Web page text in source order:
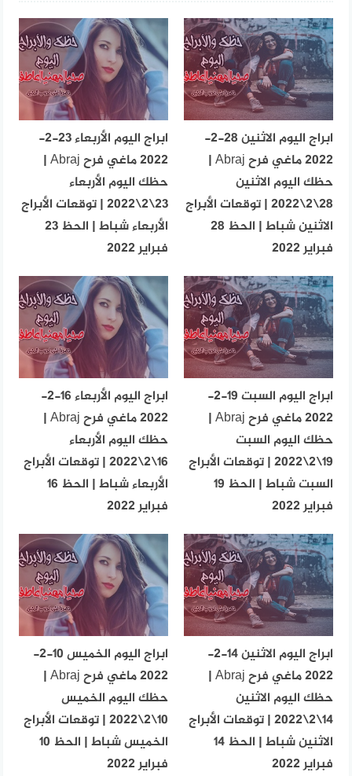
ابراج اليوم الاثنين 28-2-
2022 ماغي فرح Abraj |
حظك اليوم الاثنين
28\2\2022 | توقعات الأبراج
الاثنين شباط | الحظ 28
فبراير 2022
ابراج اليوم الأربعاء 23-2-
2022 ماغي فرح Abraj |
حظك اليوم الأربعاء
23\2\2022 | توقعات الأبراج
الأربعاء شباط | الحظ 23
فبراير 2022
ابراج اليوم السبت 19-2-
2022 ماغي فرح Abraj |
حظك اليوم السبت
19\2\2022 | توقعات الأبراج
السبت شباط | الحظ 19
فبراير 2022
ابراج اليوم الأربعاء 16-2-
2022 ماغي فرح Abraj |
حظك اليوم الأربعاء
16\2\2022 | توقعات الأبراج
الأربعاء شباط | الحظ 16
فبراير 2022
ابراج اليوم الاثنين 14-2-
2022 ماغي فرح Abraj |
حظك اليوم الاثنين
14\2\2022 | توقعات الأبراج
الاثنين شباط | الحظ 14
فبراير 2022
ابراج اليوم الخميس 10-2-
2022 ماغي فرح Abraj |
حظك اليوم الخميس
10\2\2022 | توقعات الأبراج
الخميس شباط | الحظ 10
فبراير 2022